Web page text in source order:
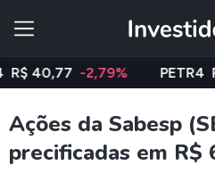
-2,79% PETR4 R$
Ações da Sabesp
precificadas em R$